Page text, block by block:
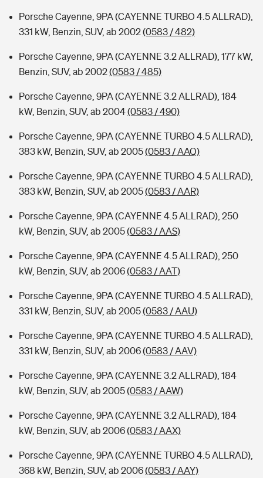
Tools
Kinderunfall-Check: Mehr Sicherheit für deine Kids
Sie haben Fragen?
Porsche Cayenne, 9PA (CAYENNE TURBO 4.5 ALLRAD),
331 kW, Benzin, SUV, ab 2002(0583 / 482)
Porsche Cayenne, 9PA (CAYENNE 3.2 ALLRAD), 177 kW,
Benzin, SUV, ab 2002(0583 / 485)
Porsche Cayenne, 9PA (CAYENNE 3.2 ALLRAD), 184
kW, Benzin, SUV, ab 2004(0583 / 490)
Porsche Cayenne, 9PA (CAYENNE TURBO 4.5 ALLRAD),
383 kW, Benzin, SUV, ab 2005(0583 / AAQ)
Porsche Cayenne, 9PA (CAYENNE TURBO 4.5 ALLRAD),
383 kW, Benzin, SUV, ab 2005(0583 / AAR)
Porsche Cayenne, 9PA (CAYENNE 4.5 ALLRAD), 250
kW, Benzin, SUV, ab 2005(0583 / AAS)
Porsche Cayenne, 9PA (CAYENNE 4.5 ALLRAD), 250
kW, Benzin, SUV, ab 2006(0583 / AAT)
Porsche Cayenne, 9PA (CAYENNE TURBO 4.5 ALLRAD),
331 kW, Benzin, SUV, ab 2005(0583 / AAU)
Porsche Cayenne, 9PA (CAYENNE TURBO 4.5 ALLRAD),
331 kW, Benzin, SUV, ab 2006(0583 / AAV)
Porsche Cayenne, 9PA (CAYENNE 3.2 ALLRAD), 184
kW, Benzin, SUV, ab 2005(0583 / AAW)
Porsche Cayenne, 9PA (CAYENNE 3.2 ALLRAD), 184
kW, Benzin, SUV, ab 2006(0583 / AAX)
Porsche Cayenne, 9PA (CAYENNE TURBO 4.5 ALLRAD),
368 kW, Benzin, SUV, ab 2006(0583 / AAY)